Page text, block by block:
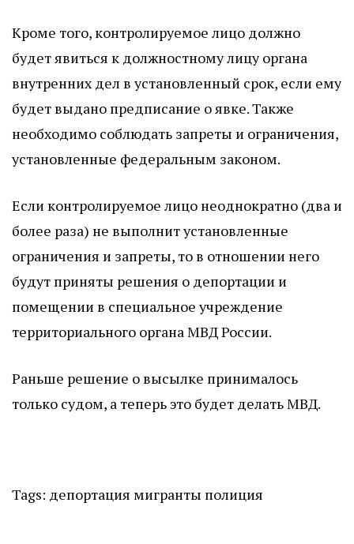
Кроме того, контролируемое лицо должно
будет явиться к должностному лицу органа
внутренних дел в установленный срок, если ему
будет выдано предписание о явке. Также
необходимо соблюдать запреты и ограничения,
установленные федеральным законом.
Если контролируемое лицо неоднократно (два и
более раза) не выполнит установленные
ограничения и запреты, то в отношении него
будут приняты решения о депортации и
помещении в специальное учреждение
территориального органа МВД России.
Раньше решение о высылке принималось
только судом, а теперь это будет делать МВД.
Tags: депортация мигранты полиция